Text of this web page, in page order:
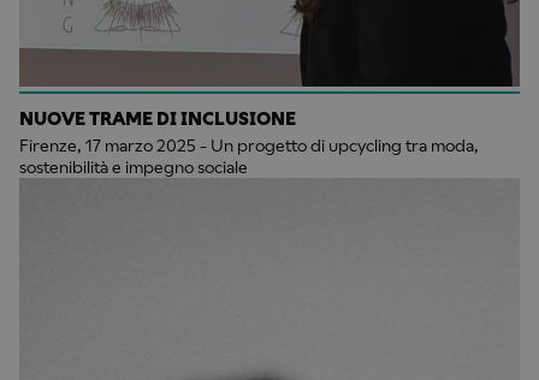
NUOVE TRAME DI INCLUSIONE
Firenze, 17 marzo 2025 - Un progetto di upcycling tra moda,
sostenibilità e impegno sociale